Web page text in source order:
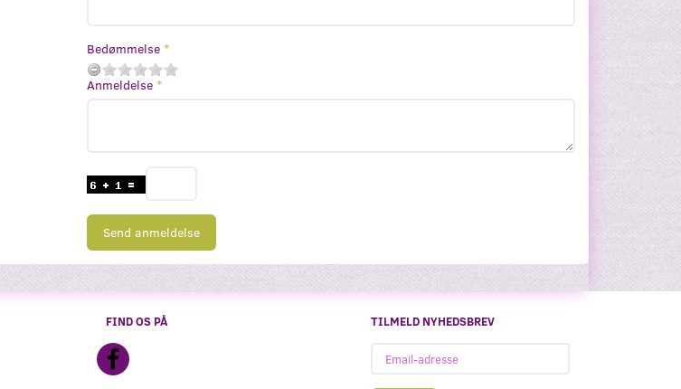
Bedømmelse
Anmeldelse
Send anmeldelse
FIND OS PÅ
TILMELD NYHEDSBREV
adresse